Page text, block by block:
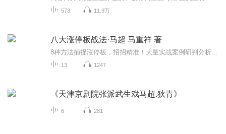
573 11.9万
八大涨停板战法·马超 马重祥 著
13 1247
《天津京剧院张派武生戏马超.狄青》
6 281